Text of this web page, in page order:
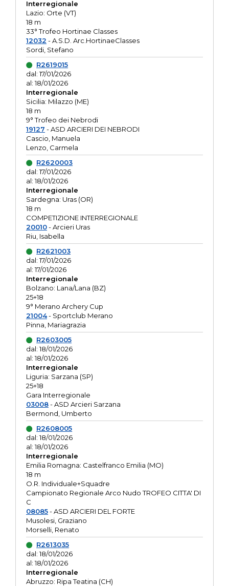
Interregionale
Lazio: Orte (VT)
18 m
33° Trofeo Hortinae Classes
12032 - A.S.D. Arc.HortinaeClasses
Sordi, Stefano
R2619015
dal: 17/01/2026
al: 18/01/2026
Interregionale
Sicilia: Milazzo (ME)
18 m
9° Trofeo dei Nebrodi
19127 - ASD ARCIERI DEI NEBRODI
Cascio, Manuela
Lenzo, Carmela
R2620003
dal: 17/01/2026
al: 18/01/2026
Interregionale
Sardegna: Uras (OR)
18 m
COMPETIZIONE INTERREGIONALE
20010- Arcieri Uras
Riu, Isabella
R2621003
dal: 17/01/2026
al: 17/01/2026
Interregionale
Bolzano: Lana/Lana (BZ)
25+18
9° Merano Archery Cup
21004- Sportclub Merano
Pinna, Mariagrazia
R2603005
dal: 18/01/2026
al: 18/01/2026
Interregionale
Liguria: Sarzana (SP)
25+18
Gara Interregionale
03008- ASD Arcieri Sarzana
Bermond, Umberto
R2608005
dal: 18/01/2026
al: 18/01/2026
Interregionale
Emilia Romagna: Castelfranco Emilia (MO)
18 m
O.R. Individuale+Squadre
Campionato Regionale Arco Nudo TROFEO CITTA' DI
C
08085- ASD ARCIERI DEL FORTE
Musolesi, Graziano
Morselli, Renato
R2613035
dal: 18/01/2026
al: 18/01/2026
Interregionale
Abruzzo: Ripa Teatina (CH)